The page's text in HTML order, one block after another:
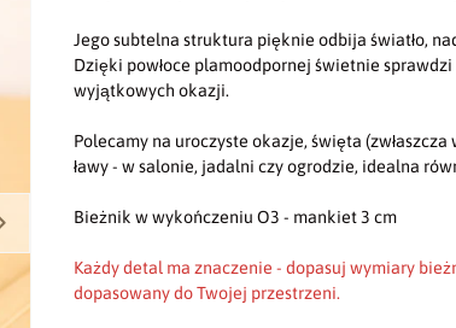
Jego subtelna struktura pięknie odbija światło,
Dzięki powłoce plamoodpornej świetnie
wyjątkowych okazji.
Polecamy na uroczyste okazje, święta
ławy - w salonie, jadalni czy ogrodzie, idealna
Bieżnik w wykończeniu O3 - mankiet 3 cm
Każdy detal ma znaczenie - dopasuj wymiary
dopasowany do Twojej przestrzeni.